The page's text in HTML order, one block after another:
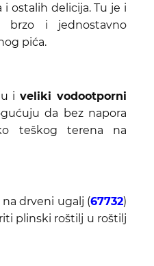
i ostalih delicija. Tu je i
brzo i jednostavno
pića.
iveliki vodootporni
da bez napora
teškog terena na
drveni ugalj (67732)
plinski roštilj u roštilj